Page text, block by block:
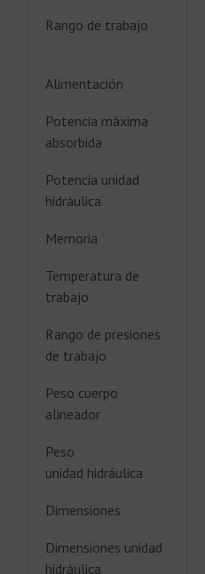
Rango de trabajo
Alimentación
Potencia máxima
absorbida
Potencia unidad
hidráulica
Memoria
Temperatura de
trabajo
Rango de presiones
de trabajo
Peso cuerpo
alineador
Peso
unidad hidráulica
Dimensiones
Dimensiones unidad
hidráulica